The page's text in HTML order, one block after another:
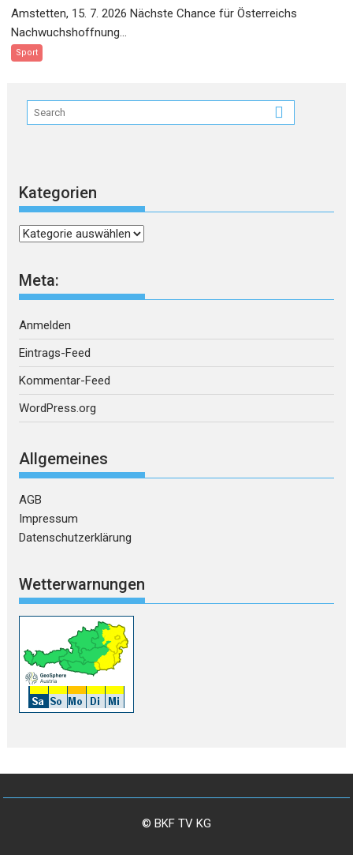
Amstetten, 15. 7. 2026 Nächste Chance für Österreichs
Nachwuchshoffnung...
Sport
Kategorien
Kategorien
Meta:
Anmelden
Eintrags-Feed
Kommentar-Feed
WordPress.org
Allgemeines
AGB
Impressum
Datenschutzerklärung
Wetterwarnungen
© BKF TV KG